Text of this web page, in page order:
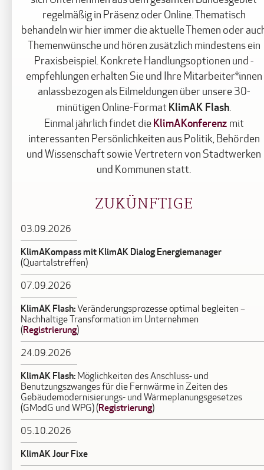
regelmäßig in Präsenz oder Online. Thematisch
behandeln wir hier immer die aktuelle Themen oder
Themenwünsche und hören zusätzlich mindestens ein
Praxisbeispiel. Konkrete Handlungsoptionen und -
empfehlungen erhalten Sie und Ihre Mitarbeiter*innen
anlassbezogen als Eilmeldungen über unsere 30-
minütigen Online-FormatKlimAK Flash.
Einmal jährlich findet dieKlimAKonferenz mit
interessanten Persönlichkeiten aus Politik, Behörden
und Wissenschaft sowie Vertretern von Stadtwerken
und Kommunen statt.
ZUKÜNFTIGE
03.09.2026
KlimAKompass mit KlimAK Dialog Energiemanager
(Quartalstreffen)
07.09.2026
KlimAK Flash:Veränderungsprozesse optimal begleiten –
Nachhaltige Transformation im Unternehmen
(Registrierung)
24.09.2026
KlimAK Flash: Möglichkeiten des Anschluss- und
Benutzungszwanges für die Fernwärme in Zeiten des
Gebäudemodernisierungs- und Wärmeplanungsgesetzes
(GModG und WPG) (Registrierung)
05.10.2026
KlimAK Jour Fixe